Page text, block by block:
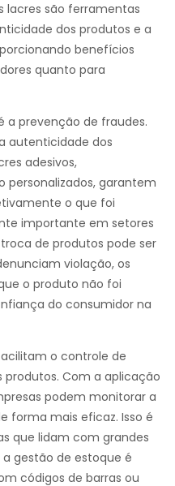
lacres são ferramentas
dos produtos e a
benefícios
quanto para
a prevenção de fraudes.
autenticidade dos
adesivos,
personalizados, garantem
o que foi
importante em setores
de produtos pode ser
violação, os
o produto não foi
do consumidor na
o controle de
produtos. Com a aplicação
podem monitorar a
forma mais eficaz. Isso é
que lidam com grandes
gestão de estoque é
códigos de barras ou